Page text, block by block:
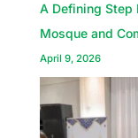
A Defining Step
Mosque and
April 9, 2026